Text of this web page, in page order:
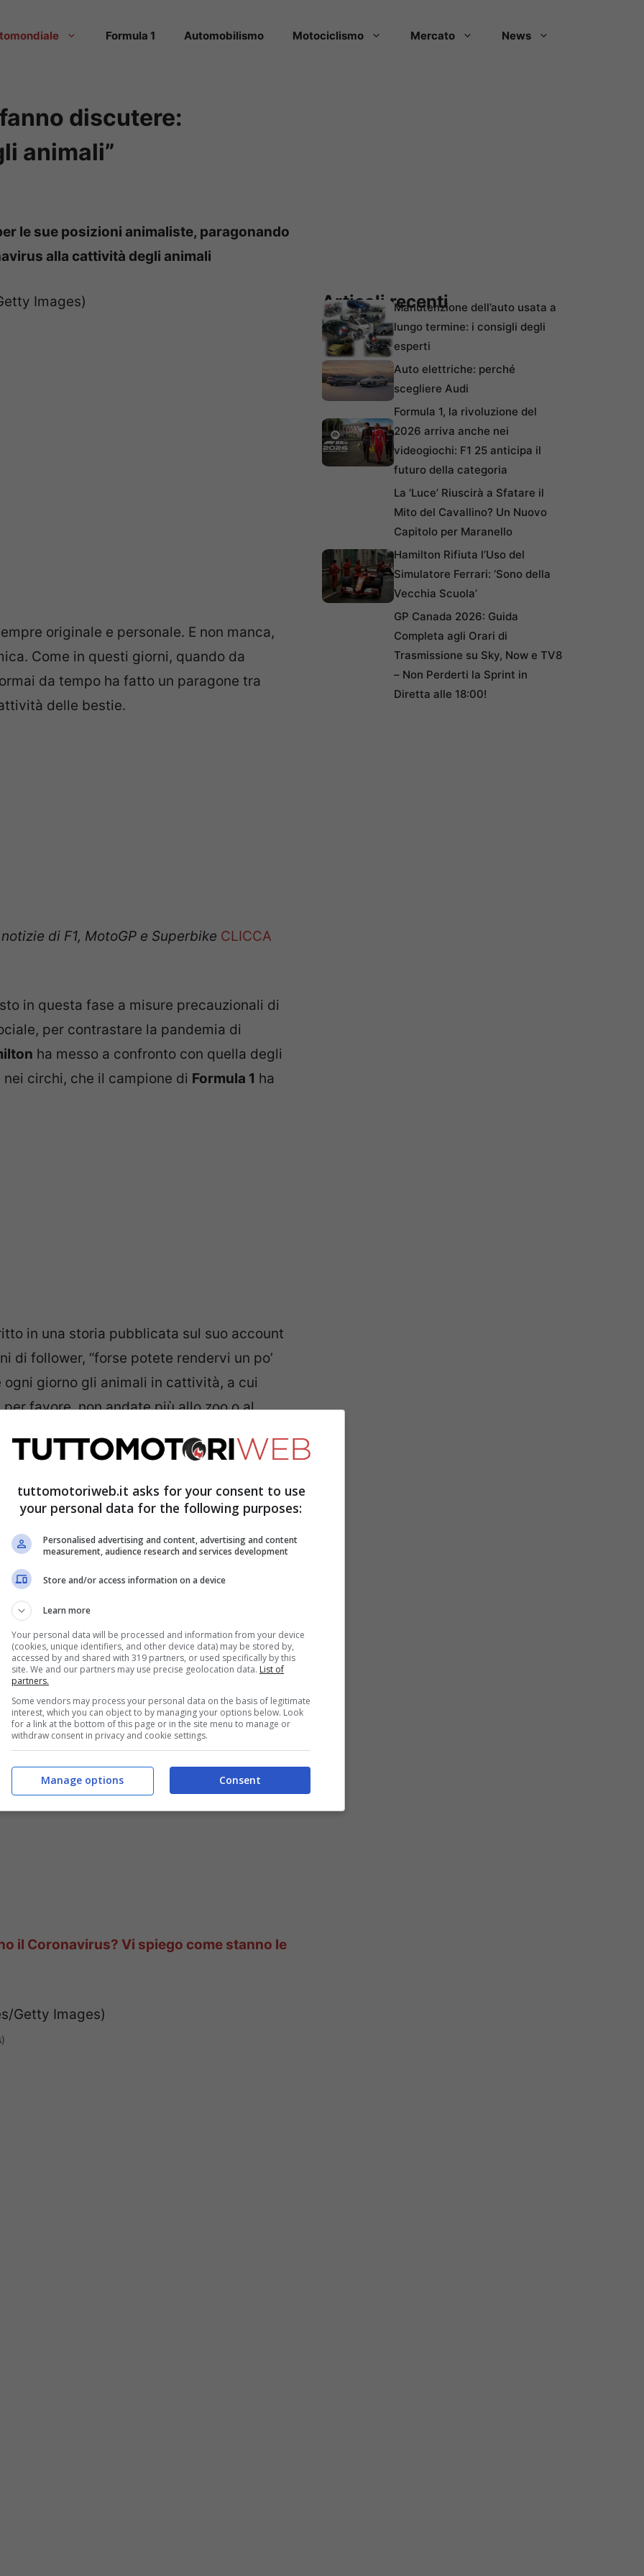
Formula 1 Automobilismo Motociclismo Mercato News
discutere:
animali”
le sue posizioni animaliste, paragonando
alla cattività degli animali
originale e personale. E non manca,
Come in questi giorni, quando da
da tempo ha fatto un paragone tra
delle bestie.
di F1, MotoGP e Superbike CLICCA
in questa fase a misure precauzionali di
per contrastare la pandemia di
ha messo a confronto con quella degli
circhi, che il campione di Formula 1 ha
in una storia pubblicata sul suo account
di follower, “forse potete rendervi un po’
giorno gli animali in cattività, a cui
favore, non andate più allo zoo o al
vanno a finanziare”.
stretta
ha recentemente osservato un
stretta di 14 giorni per essere entrato in
risultato positivo al
dei suoi medici, non si è però
aver manifestato alcun sintomo di
il Coronavirus? Vi spiego come stanno le
Articoli recentiManutenzione dell’auto usata a
lungo termine: i consigli degli
esperti
Auto elettriche: perché
scegliere Audi
Formula 1, la rivoluzione del
2026 arriva anche nei
videogiochi: F1 25 anticipa il
futuro della categoria
La ‘Luce’ Riuscirà a Sfatare il
Mito del Cavallino? Un Nuovo
Capitolo per Maranello
Hamilton Rifiuta l’Uso del
Simulatore Ferrari: ‘Sono della
Vecchia Scuola’
GP Canada 2026: Guida
Completa agli Orari di
Trasmissione su Sky, Now e TV8
– Non Perderti la Sprint in
Diretta alle 18:00!
tuttomotoriweb.it asks for your consent to use
your personal data for the following purposes:
Personalised advertising and content, advertising and content
measurement, audience research and services development
Store and/or access information on a device
Learn more
Your personal data will be processed and information from your device
(cookies, unique identifiers, and other device data) may be stored by,
accessed by and shared with 319 partners, or used specifically by this
site. We and our partners may use precise geolocation data. List of
partners.
Some vendors may process your personal data on the basis of legitimate
interest, which you can object to by managing your options below. Look
for a link at the bottom of this page or in the site menu to manage or
withdraw consent in privacy and cookie settings.
Consent
Manage options